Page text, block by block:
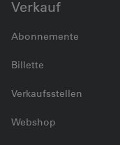
Verkauf
Abonnemente
Billette
Verkaufsstellen
Webshop